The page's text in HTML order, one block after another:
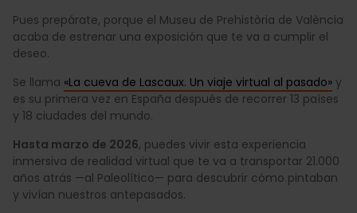
Pues prepárate, porque el Museu de Prehistòria de València
acaba de estrenar una exposición que te va a cumplir el
deseo.
Se llama «La cueva de Lascaux. Un viaje virtual al pasado» y
es su primera vez en España después de recorrer 13 países
y 18 ciudades del mundo.
Hasta marzo de 2026, puedes vivir esta experiencia
inmersiva de realidad virtual que te va a transportar 21.000
años atrás —al Paleolítico— para descubrir cómo pintaban
y vivían nuestros antepasados.